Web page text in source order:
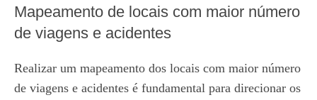
Mapeamento de locais com maior número
de viagens e acidentes
Realizar um mapeamento dos locais com maior número
de viagens e acidentes é fundamental para direcionar os